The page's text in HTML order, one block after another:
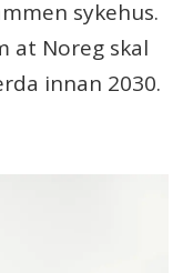
sykehus.
at Noreg skal
innan 2030.